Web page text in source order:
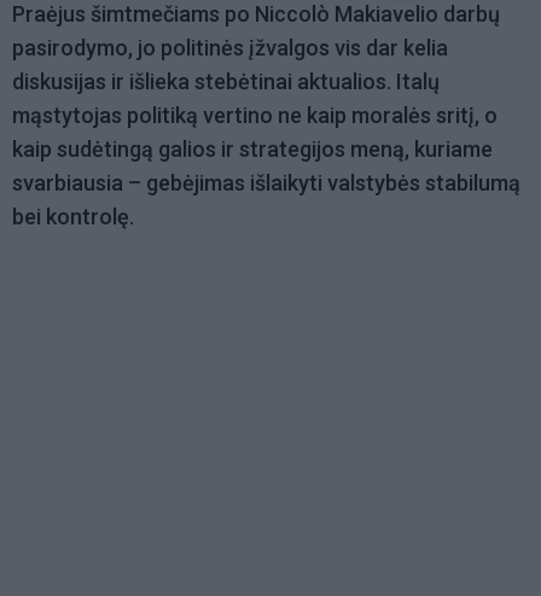
Praėjus šimtmečiams po Niccolò Makiavelio darbų
pasirodymo, jo politinės įžvalgos vis dar kelia
diskusijas ir išlieka stebėtinai aktualios. Italų
mąstytojas politiką vertino ne kaip moralės sritį, o
kaip sudėtingą galios ir strategijos meną, kuriame
svarbiausia – gebėjimas išlaikyti valstybės stabilumą
bei kontrolę.